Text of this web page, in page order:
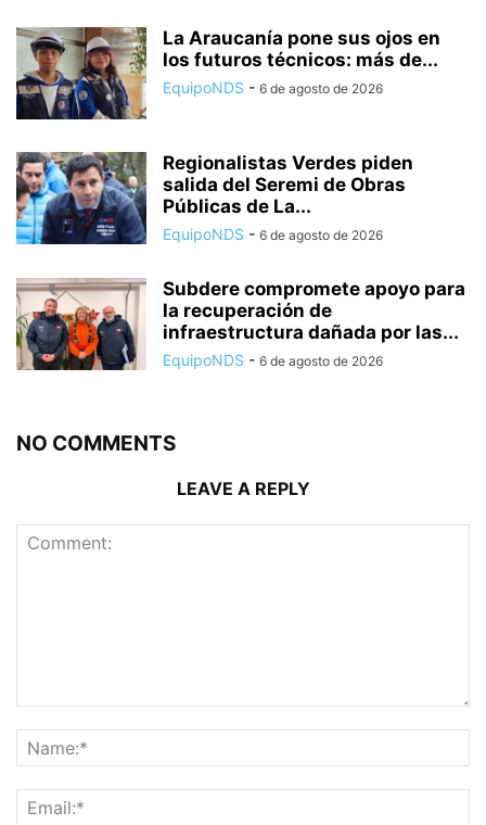
La Araucanía pone sus ojos en
los futuros técnicos: más de...
EquipoNDS - 6 de agosto de 2026
Regionalistas Verdes piden
salida del Seremi de Obras
Públicas de La...
EquipoNDS - 6 de agosto de 2026
Subdere compromete apoyo para
la recuperación de
infraestructura dañada por las...
EquipoNDS - 6 de agosto de 2026
NO COMMENTS
LEAVE A REPLY